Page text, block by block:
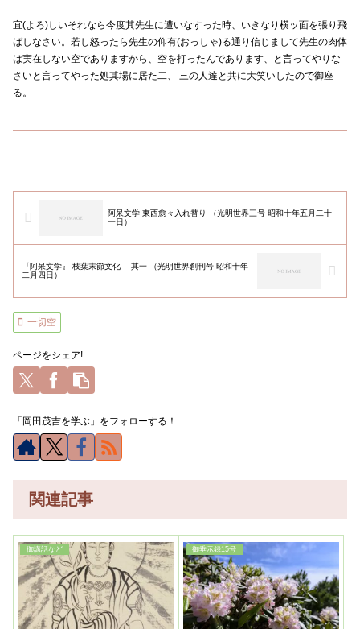
宜(よろ)しいそれなら今度其先生に遭いなすった時、いきなり横ッ面を張り飛
ばしなさい。若し怒ったら先生の仰有(おっしゃ)る通り信じまして先生の肉体
は実在しない空でありますから、空を打ったんであります、と言ってやりな
さいと言ってやった処其場に居た二、 三の人達と共に大笑いしたので御座
る。
阿呆文学 東西愈々入れ替り （光明世界三号 昭和十年五月二十
一日）
『阿呆文学』 枝葉末節文化 其一 （光明世界創刊号 昭和十年
二月四日）
一切空
ページをシェア!
「岡田茂吉を学ぶ」をフォローする！
関連記事
御講話など 御垂示録15号